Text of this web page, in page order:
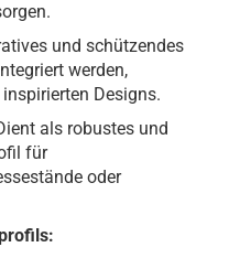
und schützendes
werden,
Designs.
als robustes und
für
oder